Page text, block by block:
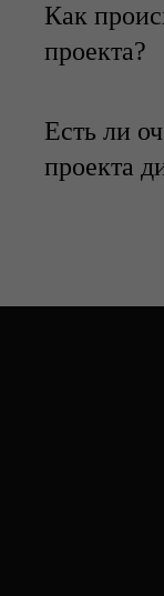
Как
проекта?
Есть ли
проекта